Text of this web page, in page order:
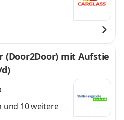
mit Aufstie
und 10 weitere